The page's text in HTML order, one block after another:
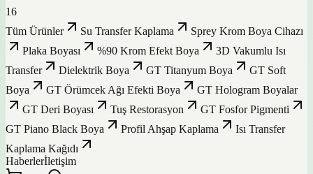
16
Tüm Ürünler
Su Transfer Kaplama
Sprey Krom Boya Cihazı
Plaka Boyası
%90 Krom Efekt Boya
3D Vakumlu Isı
Transfer
Dielektrik Boya GT Titanyum Boya
GT Soft
Boya
GT Örümcek Ağı Efekti Boya
GT Hologram Boyalar
GT Deri Boyası
Tuş Restorasyon
GT Fosfor Pigmenti
GT Piano Black Boya
Profil Ahşap Kaplama
Isı Transfer
Kaplama Kağıdı
Haberlerİletişim